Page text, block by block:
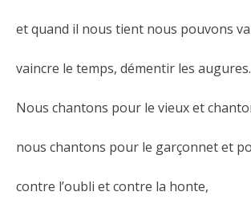
et quand il nous tient nous pouvons
vaincre le temps, démentir les
Nous chantons pour le vieux et
nous chantons pour le garçonnet et
contre l’oubli et contre la honte,